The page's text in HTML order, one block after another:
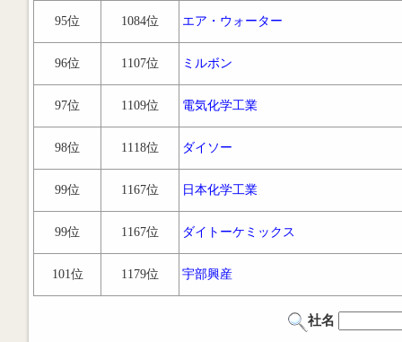
95位 1084位 エア・ウォーター
96位 1107位 ミルボン
97位 1109位 電気化学工業
98位 1118位 ダイソー
99位 1167位 日本化学工業
99位 1167位 ダイトーケミックス
101位 1179位 宇部興産
社名